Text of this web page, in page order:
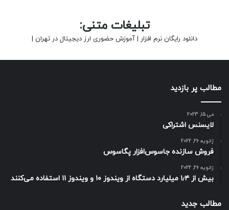
تبلیغات متنی:
دانلود رایگان نرم افزار | آموزش حضوری ارز دیجیتال در تهران |
مطالب پر بازدید
می 15, 2023
لایسنس اشتراکی
ژانویه 26, 2022
فروش سازنده جاسوس‌افزار پگاسوس
ژانویه 26, 2022
بیش از ۱٫۴ میلیارد دستگاه از ویندوز ۱۰ و ویندوز ۱۱ استفاده می‌کنند
مطالب جدید